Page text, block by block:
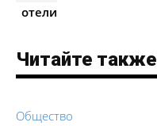
отели
Читайте также
Общество